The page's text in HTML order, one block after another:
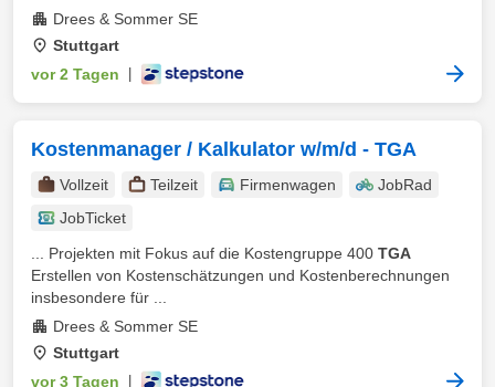
Drees & Sommer SE
Stuttgart
vor 2 Tagen
Kostenmanager / Kalkulator w/m/d - TGA
Vollzeit Teilzeit Firmenwagen
JobRad
JobTicket
... Projekten mit Fokus auf die Kostengruppe 400 TGA
Erstellen von Kostenschätzungen und Kostenberechnungen
insbesondere für ...
Drees & Sommer SE
Stuttgart
vor 3 Tagen